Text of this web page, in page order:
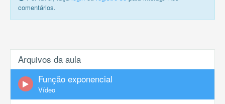
comentários.
Arquivos da aula
Função exponencial
Vídeo